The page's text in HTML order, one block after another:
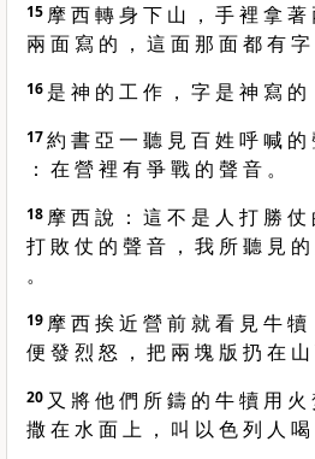
15 摩 西 轉 身 下 山 ， 手 裡 拿
兩 面 寫 的 ， 這 面 那 面 都 有 字
16 是 神 的 工 作 ， 字 是 神 寫 的
17約 書 亞 一 聽 見 百 姓 呼 喊 的
： 在 營 裡 有 爭 戰 的 聲 音 。
18 摩 西 說 ： 這 不 是 人 打 勝 仗
打 敗 仗 的 聲 音 ， 我 所 聽 見
。
19 摩 西 挨 近 營 前 就 看 見 牛 犢
便 發 烈 怒 ， 把 兩 塊 版 扔 在 山
20 又 將 他 們 所 鑄 的 牛 犢 用 火
撒 在 水 面 上 ， 叫 以 色 列 人 喝